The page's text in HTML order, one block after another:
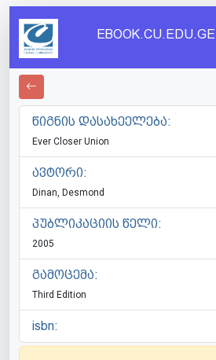
EBOOK.CU.EDU.GE
წიგნის დასახეელება:
Ever Closer Union
ავტორი:
Dinan, Desmond
პუბლიკაციის წელი:
2005
გამოცემა:
Third Edition
isbn: